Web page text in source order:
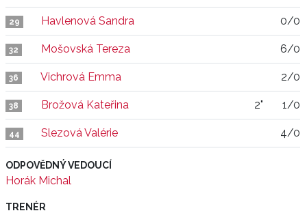
29 Havlenová Sandra 0/0
32 Mošovská Tereza 6/0
36 Vichrová Emma 2/0
38 Brožová Kateřina 2" 1/0
44 Slezová Valérie 4/0
ODPOVĚDNÝ VEDOUCÍ
Horák Michal
TRENÉR